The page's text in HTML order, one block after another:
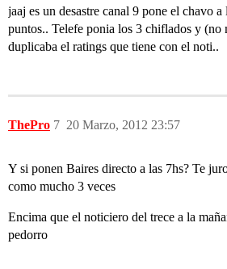
jaaj es un desastre canal 9 pone el chavo a
puntos.. Telefe ponia los 3 chiflados y (no
duplicaba el ratings que tiene con el noti..
ThePro 20 Marzo, 2012 23:57
7
Y si ponen Baires directo a las 7hs? Te
como mucho 3 veces
Encima que el noticiero del trece a la
pedorro